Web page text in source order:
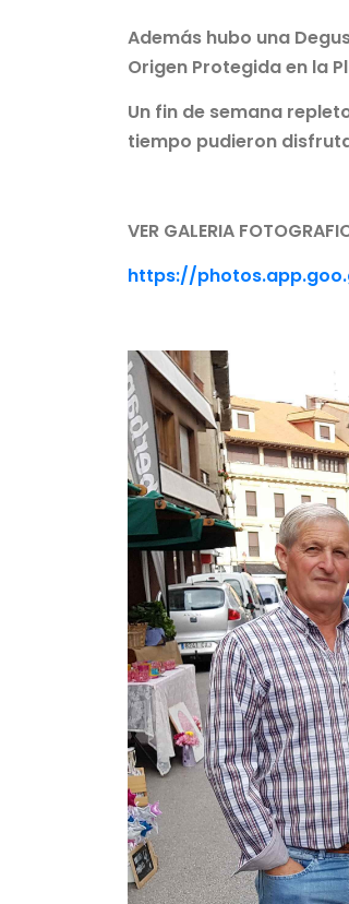
Además hubo una
Origen Protegida en la
Un fin de semana
tiempo pudieron
VER GALERIA
https://